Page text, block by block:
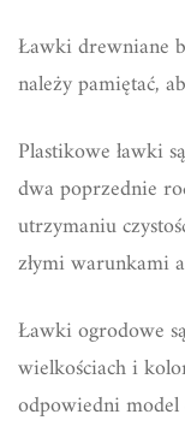
Ławki drewniane
należy pamiętać,
Plastikowe ławki
dwa poprzednie
utrzymaniu
złymi warunkami
Ławki ogrodowe
wielkościach i
odpowiedni